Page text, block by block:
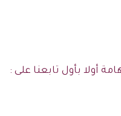
أولا بأول تابعنا على :